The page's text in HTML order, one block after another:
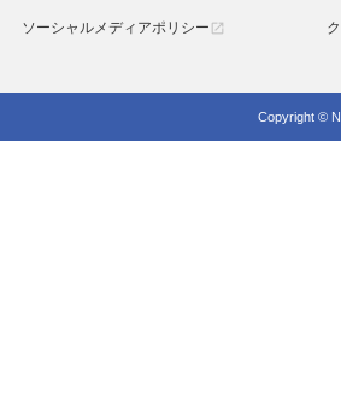
ソーシャルメディアポリシー open_in_new
Copyright ©